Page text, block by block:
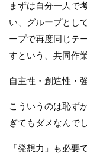
まずは自分一人で
い、グループとし
ープで再度同じテ
すという、共同作
自主性・創造性・
こういうのは恥ず
ぎてもダメなんで
「発想力」も必要